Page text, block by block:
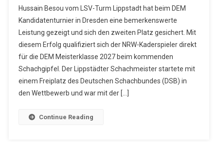
Hussain Besou vom LSV-Turm Lippstadt hat beim DEM
Kandidatenturnier in Dresden eine bemerkenswerte
Leistung gezeigt und sich den zweiten Platz gesichert. Mit
diesem Erfolg qualifiziert sich der NRW-Kaderspieler direkt
für die DEM Meisterklasse 2027 beim kommenden
Schachgipfel. Der Lippstädter Schachmeister startete mit
einem Freiplatz des Deutschen Schachbundes (DSB) in
den Wettbewerb und war mit der […]
Continue Reading